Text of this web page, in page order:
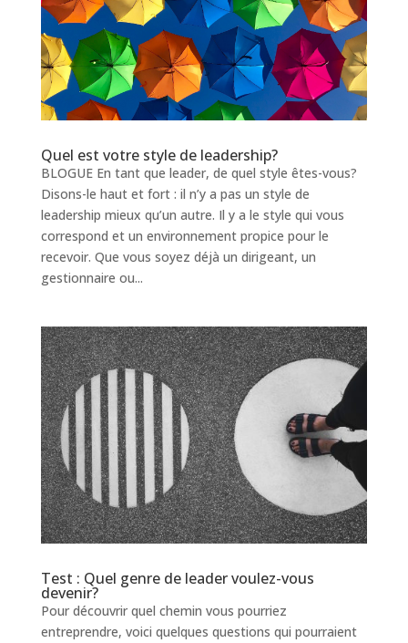
Quel est votre style de leadership?
BLOGUE En tant que leader, de quel style êtes-vous?
Disons-le haut et fort : il n’y a pas un style de
leadership mieux qu’un autre. Il y a le style qui vous
correspond et un environnement propice pour le
recevoir. Que vous soyez déjà un dirigeant, un
gestionnaire ou...
Test : Quel genre de leader voulez-vous
devenir?
Pour découvrir quel chemin vous pourriez
entreprendre, voici quelques questions qui pourraient